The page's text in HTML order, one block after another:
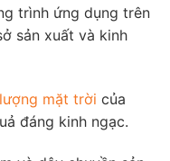
trình ứng dụng trên
sản xuất và kinh
mặt trời của
đáng kinh ngạc.